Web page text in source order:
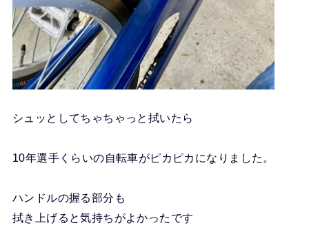
シュッとしてちゃちゃっと拭いたら
10年選手くらいの自転車がピカピカになりました。
ハンドルの握る部分も
拭き上げると気持ちがよかったです